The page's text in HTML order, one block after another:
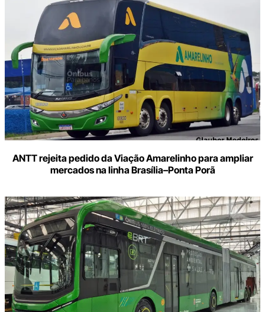
ANTT rejeita pedido da Viação Amarelinho para ampliar
mercados na linha Brasília–Ponta Porã